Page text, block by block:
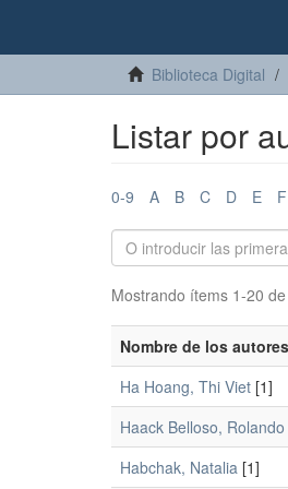
Biblioteca Digital
Listar por
0-9 A B C D E F
Mostrando ítems 1-20
Nombre de los autores
Ha Hoang, Thi Viet [1]
Haack Belloso, Rolando
Habchak, Natalia [1]